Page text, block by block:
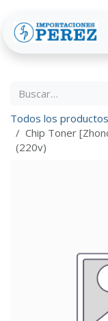
Todos los productos
Chip Toner
(220v)